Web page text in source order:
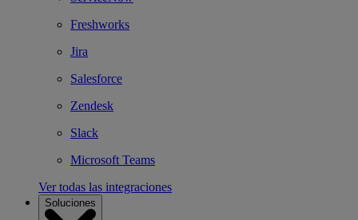
Freshworks
Jira
Salesforce
Zendesk
Slack
Microsoft Teams
Ver todas las integraciones
Soluciones